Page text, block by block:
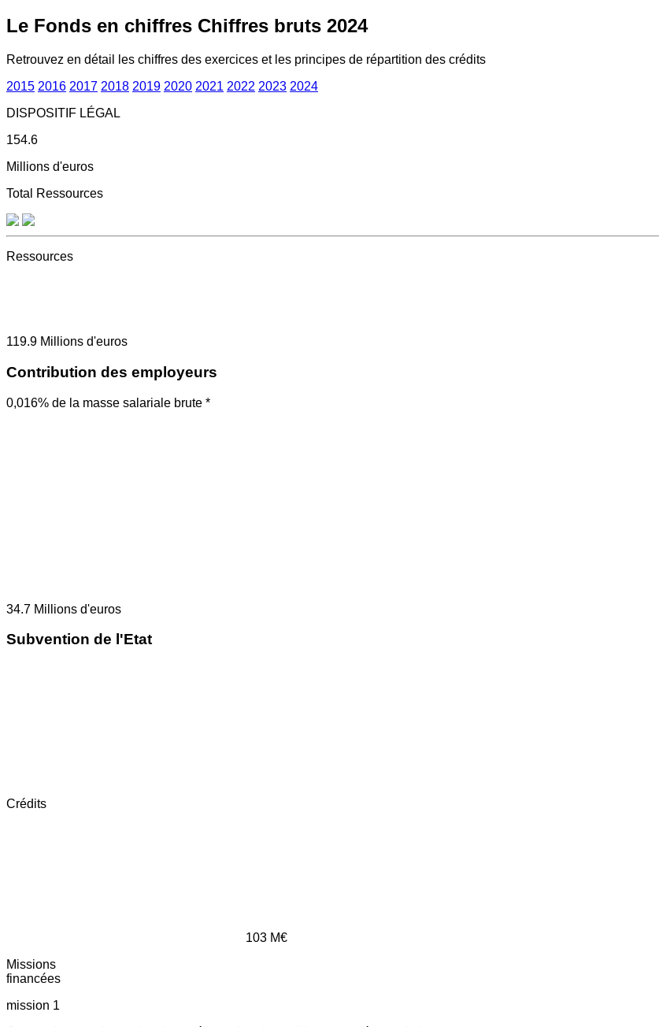
Le Fonds en chiffres Chiffres bruts 2024
Retrouvez en détail les chiffres des exercices et les principes de répartition des crédits
2015 2016 2017 2018 2019 2020 2021 2022 2023 2024
DISPOSITIF LÉGAL
154.6
Millions d'euros
Total Ressources
Ressources
119.9 Millions d'euros
Contribution des employeurs
0,016% de la masse salariale brute *
34.7 Millions d'euros
Subvention de l'Etat
Crédits
103 M€
Missions
financées
mission 1